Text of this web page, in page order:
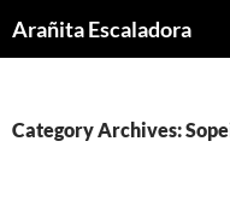
toArañita Escaladora
Category Archives: